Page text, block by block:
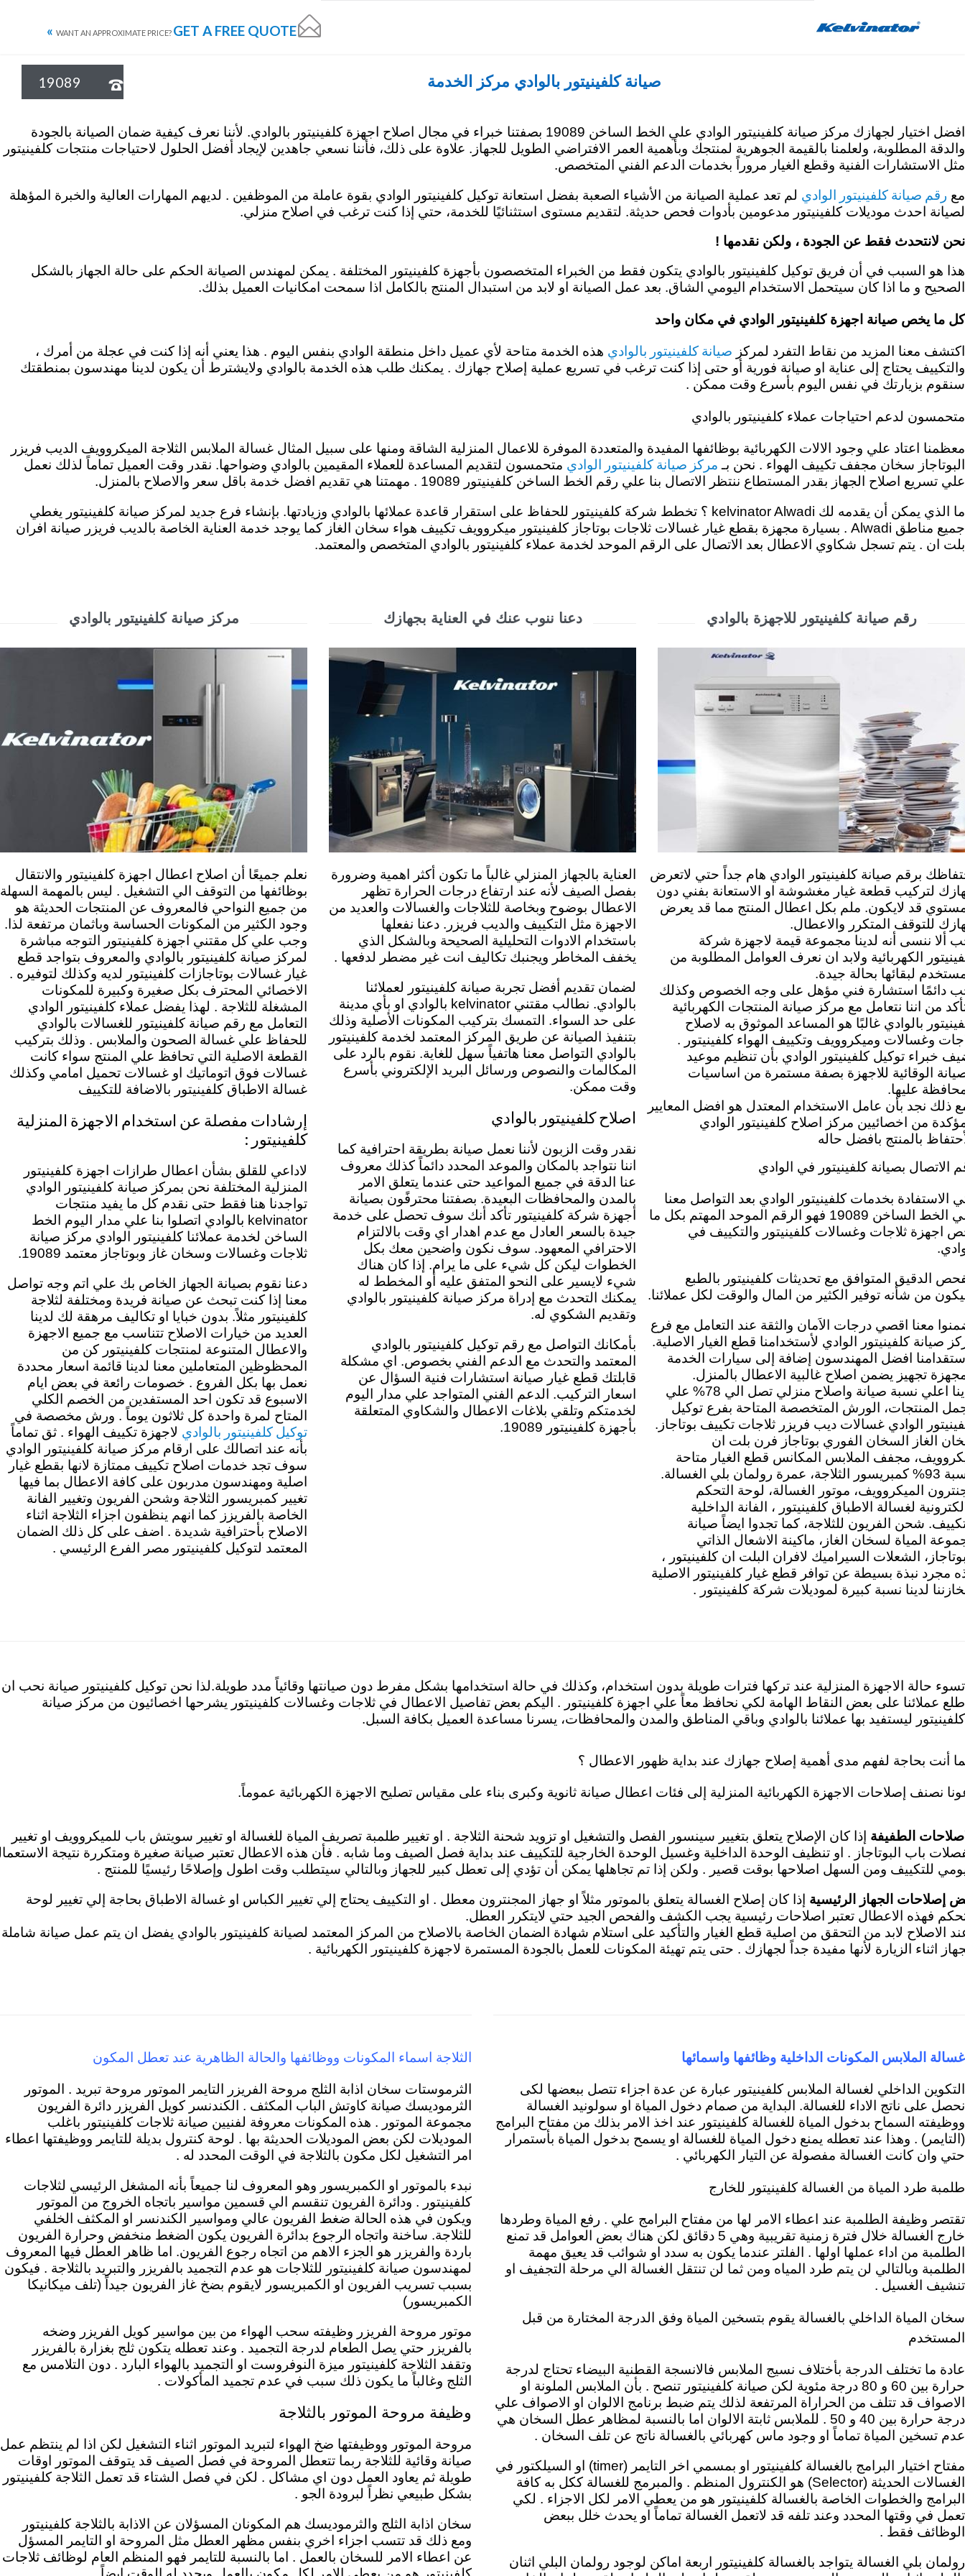
Skip

GET A FREE QUOTE »
صيانة كلفينيتور بالوادي مركز الخدمة 
19089
افضل اختيار لجهازك مركز صيانة كلفينيتور الوادي علي الخط الساخن 19089 بصفتنا خبراء في مجال اصلاح اجهزة كلفينيتور بالوادي. لأننا نعرف كيفية ضمان الصيانة بالجودة
والدقة المطلوبة، ولعلمنا بالقيمة الجوهرية لمنتجك وبأهمية العمر الافتراضي الطويل للجهاز. علاوة على ذلك، فأننا نسعي جاهدين لإيجاد أفضل الحلول لاحتياجات منتجات كلفينيتور
مثل الاستشارات الفنية وقطع الغيار مروراً بخدمات الدعم الفني المتخصص.
مع رقم صيانة كلفينيتور الوادي لم تعد عملية الصيانة من الأشياء الصعبة بفضل استعانة توكيل كلفينيتور الوادي بقوة عاملة من الموظفين . لديهم المهارات العالية والخبرة المؤهلة
لصيانة احدث موديلات كلفينيتور مدعومين بأدوات فحص حديثة. لتقديم مستوى استثنائيًا للخدمة، حتي إذا كنت ترغب في اصلاح منزلي.
نحن لانتحدث فقط عن الجودة ، ولكن نقدمها !
هذا هو السبب في أن فريق توكيل كلفينيتور بالوادي يتكون فقط من الخبراء المتخصصون بأجهزة كلفينيتور المختلفة . يمكن لمهندس الصيانة الحكم على حالة الجهاز بالشكل
الصحيح و ما اذا كان سيتحمل الاستخدام اليومي الشاق. بعد عمل الصيانة او لابد من استبدال المنتج بالكامل اذا سمحت امكانيات العميل بذلك.
كل ما يخص صيانة اجهزة كلفينيتور الوادي في مكان واحد
اكتشف معنا المزيد من نقاط التفرد لمركز صيانة كلفينيتور بالوادي هذه الخدمة متاحة لأي عميل داخل منطقة الوادي بنفس اليوم . هذا يعني أنه إذا كنت في عجلة من أمرك ،
والتكييف يحتاج إلى عناية او صيانة فورية أو حتى إذا كنت ترغب في تسريع عملية إصلاح جهازك . يمكنك طلب هذه الخدمة بالوادي ولايشترط أن يكون لدينا مهندسون بمنطقتك
سنقوم بزيارتك في نفس اليوم بأسرع وقت ممكن .
متحمسون لدعم احتياجات عملاء كلفينيتور بالوادي
معظمنا اعتاد علي وجود الالات الكهربائية بوظائفها المفيدة والمتعددة الموفرة للاعمال المنزلية الشاقة ومنها على سبيل المثال غسالة الملابس الثلاجة الميكروويف الديب فريزر
البوتاجاز سخان مجفف تكييف الهواء . نحن بـ مركز صيانة كلفينيتور الوادي متحمسون لتقديم المساعدة للعملاء المقيمين بالوادي وضواحها. نقدر وقت العميل تماماً لذلك نعمل
علي تسريع اصلاح الجهاز بقدر المستطاع ننتظر الاتصال بنا علي رقم الخط الساخن كلفينيتور 19089 . مهمتنا هي تقديم افضل خدمة باقل سعر والاصلاح بالمنزل.
ما الذي يمكن أن يقدمه لك kelvinator Alwadi ؟
تخطط شركة كلفينيتور للحفاظ على استقرار قاعدة عملائها بالوادي وزيادتها. بإنشاء فرع جديد لمركز صيانة كلفينيتور يغطي
جميع مناطق Alwadi . بسيارة مجهزة بقطع غيار غسالات ثلاجات بوتاجاز كلفينيتور ميكروويف تكييف هواء سخان الغاز كما يوجد خدمة العناية الخاصة بالديب فريزر صيانة افران
بلت ان . يتم تسجل شكاوي الاعطال بعد الاتصال على الرقم الموحد لخدمة عملاء كلفينيتور بالوادي المتخصص والمعتمد.
مركز صيانة كلفينيتور بالوادي
نعلم جميعًا أن اصلاح اعطال اجهزة كلفينيتور والانتقال
بوظائفها من التوقف الي التشغيل . ليس بالمهمة السهلة
من جميع النواحي فالمعروف عن المنتجات الحديثة هو
وجود الكثير من المكونات الحساسة وباثمان مرتفعة لذا.
وجب علي كل مقتني اجهزة كلفينيتور التوجه مباشرة
لمركز صيانة كلفينيتور بالوادي والمعروف بتواجد قطع
غيار غسالات بوتاجازات كلفينيتور لديه وكذلك لتوفيره .
الاخصائي المحترف بكل صغيرة وكبيرة للمكونات
المشغلة للثلاجة . لهذا يفضل عملاء كلفينيتور الوادي
التعامل مع رقم صيانة كلفينيتور للغسالات بالوادي
للحفاظ علي غسالة الصحون والملابس . وذلك بتركيب
القطعة الاصلية التي تحافظ علي المنتج سواء كانت
غسالات فوق اتوماتيك او غسالات تحميل امامي وكذلك
غسالة الاطباق كلفينيتور بالاضافة للتكييف
إرشادات مفصلة عن استخدام الاجهزة المنزلية
كلفينيتور :
لاداعي للقلق بشأن اعطال طرازات اجهزة كلفينيتور
المنزلية المختلفة نحن بمركز صيانة كلفينيتور الوادي
تواجدنا هنا فقط حتى نقدم كل ما يفيد منتجات
kelvinator بالوادي اتصلوا بنا علي مدار اليوم الخط
الساخن لخدمة عملائنا كلفينيتور الوادي مركز صيانة
ثلاجات وغسالات وسخان غاز وبوتاجاز معتمد 19089.
دعنا نقوم بصيانة الجهاز الخاص بك علي اتم وجه تواصل
معنا إذا كنت تبحث عن صيانة فريدة ومختلفة لثلاجة
كلفينيتور مثلاً. بدون خبايا او تكاليف مرهقة لك لدينا
العديد من خيارات الاصلاح تتناسب مع جميع الاجهزة
والاعطال المتنوعة لمنتجات كلفينيتور كن من
المحظوظين المتعاملين معنا لدينا قائمة اسعار محددة
نعمل بها بكل الفروع . خصومات رائعة في بعض ايام
الاسبوع قد تكون احد المستفدين من الخصم الكلي
المتاح لمرة واحدة كل ثلاثون يوماً . ورش مخصصة في
توكيل كلفينيتور بالوادي لاجهزة تكييف الهواء . ثق تماماً
بأنه عند اتصالك على ارقام مركز صيانة كلفينيتور الوادي
سوف تجد خدمات اصلاح تكييف ممتازة لانها بقطع غيار
اصلية ومهندسون مدربون على كافة الاعطال بما فيها
تغيير كمبريسور الثلاجة وشحن الفريون وتغيير الفانة
الخاصة بالفريزز كما انهم ينظفون اجزاء الثلاجة اثناء
الاصلاح بأحترافية شديدة . اضف على كل ذلك الضمان
المعتمد لتوكيل كلفينيتور مصر الفرع الرئيسي .
دعنا ننوب عنك في العناية بجهازك
العناية بالجهاز المنزلي غالباً ما تكون أكثر اهمية وضرورة
بفصل الصيف لأنه عند ارتفاع درجات الحرارة تظهر
الاعطال بوضوح وبخاصة للثلاجات والغسالات والعديد من
الاجهزة مثل التكييف والديب فريزر. دعنا نفعلها
باستخدام الادوات التحليلية الصحيحة وبالشكل الذي
يخفف المخاطر ويجنبك تكاليف انت غير مضطر لدفعها .
لضمان تقديم أفضل تجربة صيانة كلفينيتور لعملائنا
بالوادي. نطالب مقتني kelvinator بالوادي او بأي مدينة
على حد السواء. التمسك بتركيب المكونات الأصلية وذلك
بتنفيذ الصيانة عن طريق المركز المعتمد لخدمة كلفينيتور
بالوادي التواصل معنا هاتفياً سهل للغاية. نقوم بالرد على
المكالمات والنصوص ورسائل البريد الإلكتروني بأسرع
وقت ممكن.
اصلاح كلفينيتور بالوادي
نقدر وقت الزبون لأننا نعمل صيانة بطريقة احترافية كما
اننا نتواجد بالمكان والموعد المحدد دائماً كذلك معروف
عنا الدقة في جميع المواعيد حتى عندما يتعلق الامر
بالمدن والمحافظات البعيدة. بصفتنا محترفًون بصيانة
أجهزة شركة كلفينيتور تأكد أنك سوف تحصل على خدمة
جيدة بالسعر العادل مع عدم اهدار اي وقت بالالتزام
الاحترافي المعهود. سوف نكون واضحين معك بكل
الخطوات ليكن كل شيء على ما يرام. إذا كان هناك
شيء لايسير على النحو المتفق عليه أو المخطط له
يمكنك التحدث مع إدراة مركز صيانة كلفينيتور بالوادي
وتقديم الشكوي له.
بأمكانك التواصل مع رقم توكيل كلفينيتور بالوادي
المعتمد والتحدث مع الدعم الفني بخصوص. اي مشكلة
قابلتك قطع غيار صيانة استشارات فنية السؤال عن
اسعار التركيب. الدعم الفني المتواجد علي مدار اليوم
لخدمتكم وتلقي بلاغات الاعطال والشكاوي المتعلقة
بأجهزة كلفينيتور 19089.
رقم صيانة كلفينيتور للاجهزة بالوادي
برقم صيانة كلفينيتور الوادي هام جداً حتي لاتعرض
لتركيب قطعة غيار مغشوشة او الاستعانة بفني دون
قد لايكون. ملم بكل اعطال المنتج مما قد يعرض
للتوقف المتكرر والاعطال.
ألا ننسى أنه لدينا مجموعة قيمة لاجهزة شركة
الكهربائية ولابد ان نعرف العوامل المطلوبة من
لبقائها بحالة جيدة.
دائمًا استشارة فني مؤهل على وجه الخصوص وكذلك
من اننا نتعامل مع مركز صيانة المنتجات الكهربائية
بالوادي غالبًا هو المساعد الموثوق به لاصلاح
وغسالات وميكروويف وتكييف الهواء كلفينيتور .
خبراء توكيل كلفينيتور الوادي بأن تنظيم موعيد
الوقائية للاجهزة بصفة مستمرة من اساسيات
عليها.
ذلك نجد بأن عامل الاستخدام المعتدل هو افضل المعايير
من اخصائيين مركز اصلاح كلفينيتور الوادي
بالمنتج بافضل حاله
الاتصال بصيانة كلفينيتور في الوادي
الاستفادة بخدمات كلفينيتور الوادي بعد
التواصل معنا
علي الخط الساخن 19089 فهو الرقم الموحد المهتم بكل ما
اجهزة ثلاجات وغسالات كلفينيتور والتكييف في
الدقيق المتوافق مع تحديثات كلفينيتور بالطبع
من شأنه توفير الكثير من المال والوقت لكل عملائنا.
معنا اقصي درجات الاَمان والثقة عند التعامل مع فرع
صيانة كلفينيتور الوادي لأستخدامنا قطع الغيار الاصلية.
افضل المهندسون إضافة إلى سيارات الخدمة
تجهيز يضمن اصلاح غالبية الاعطال بالمنزل.
لدينا اعلي نسبة صيانة واصلاح منزلي تصل الي 78% علي
المنتجات، الورش المتخصصة المتاحة بفرع توكيل
الوادي غسالات ديب فريزر ثلاجات تكييف بوتاجاز.
الغاز السخان الفوري بوتاجاز فرن بلت ان
مجفف الملابس المكانس قطع الغيار متاحة
بنسبة 93% كمبريسور الثلاجة، عمرة رولمان بلي الغسالة.
الميكروويف، موتور الغسالة، لوحة التحكم
لغسالة الاطباق كلفينيتور ، الفانة الداخلية
شحن الفريون للثلاجة، كما تجدوا ايضاً صيانة
المياة لسخان الغاز، ماكينة الاشعال الذاتي
الشعلات السيراميك لافران البلت ان كلفينيتور ،
مجرد نبذة بسيطة عن توافر قطع غيار كلفينيتور الاصلية
لدينا نسبة كبيرة لموديلات شركة كلفينيتور .
تسوء حالة الاجهزة المنزلية عند تركها فترات طويلة بدون استخدام، وكذلك في حالة استخدامها بشكل مفرط دون صيانتها وقائياً مدد طويلة.لذا نحن توكيل كلفينيتور صيانة نحب ان
طلع عملائنا على بعض النقاط الهامة لكي نحافظ معاً علي اجهزة كلفينيتور . اليكم بعض تفاصيل الاعطال في ثلاجات وغسالات كلفينيتور يشرحها اخصائيون من مركز صيانة
كلفينيتور ليستفيد بها عملائنا بالوادي وباقي المناطق والمدن والمحافظات، يسرنا مساعدة العميل بكافة السبل.
أنت بحاجة لفهم مدى أهمية إصلاح جهازك عند بداية ظهور الاعطال ؟
نصنف إصلاحات الاجهزة الكهربائية المنزلية إلى فئات اعطال صيانة ثانوية وكبرى بناء على مقياس تصليح الاجهزة الكهربائية عموماً.
الطفيفة إذا كان الإصلاح يتعلق بتغيير سينسور الفصل والتشغيل او تزويد شحنة الثلاجة . او تغيير طلمبة تصريف المياة للغسالة او تغيير سويتش باب للميكروويف او تغيير
باب البوتاجاز . او تنظيف الوحدة الداخلية وغسيل الوحدة الخارجية للتكييف عند بداية فصل الصيف وما شابه . فأن هذه الاعطال تعتبر صيانة صغيرة ومتكررة نتيجة
للتكييف ومن السهل اصلاحها بوقت قصير . ولكن إذا تم تجاهلها يمكن أن تؤدي إلى تعطل كبير للجهاز وبالتالي سيتطلب وقت اطول وإصلاحًا رئيسيًا للمنتج .
إصلاحات الجهاز الرئيسية إذا كان إصلاح الغسالة يتعلق بالموتور مثلاً او جهاز المجنترون معطل . او التكييف يحتاج إلي تغيير الكباس او غسالة الاطباق بحاجة إلي تغيير لوحة
فهذه الاعطال تعتبر اصلاحات رئيسية يجب الكشف والفحص الجيد حتي لايتكرر العطل.
الاصلاح لابد من التحقق من اصلية قطع الغيار والتأكيد على استلام شهادة الضمان الخاصة بالاصلاح من المركز المعتمد لصيانة كلفينيتور بالوادي يفضل ان يتم عمل صيانة شاملة
اثناء الزيارة لأنها مفيدة جداً لجهازك . حتى يتم تهيئة المكونات للعمل بالجودة المستمرة لاجهزة كلفينيتور الكهربائية .
الثلاجة اسماء المكونات ووظائفها والحالة الظاهرية عند تعطل المكون
الثرموستات سخان اذابة الثلج مروحة الفريزر التايمر الموتور مروحة تبريد . الموتور
الثرموديسك صيانة كاوتش الباب المكثف . الكندنسر كويل الفريزر دائرة الفريون
مجموعة الموتور . هذه المكونات معروفة لفنيين صيانة ثلاجات كلفينيتور باغلب
الموديلات لكن بعض الموديلات الحديثة بها . لوحة كنترول بديلة للتايمر ووظيفتها اعطاء
امر التشغيل لكل مكون بالثلاجة في الوقت المحدد له .
نبدء بالموتور او الكمبريسور وهو المعروف لنا جميعاً بأنه المشغل الرئيسي لثلاجات
كلفينيتور . ودائرة الفريون تنقسم الي قسمين مواسير باتجاه الخروج من الموتور
ويكون في هذه الحالة ضغط الفريون عالي ومواسير الكندنسر او المكثف الخلفي
للثلاجة. ساخنة واتجاه الرجوع بدائرة الفريون يكون الضغط منخفض وحرارة الفريون
باردة والفريزر هو الجزء الاهم من اتجاه رجوع الفريون. اما ظاهر العطل فيها المعروف
لمهندسون صيانة كلفينيتور للثلاجات هو عدم التجميد بالفريزر والتبريد بالثلاجة . فيكون
بسبب تسريب الفريون او الكمبريسور لايقوم بضخ غاز الفريون جيداً (تلف ميكانيكا
الكمبريسور)
موتور مروحة الفريزر وظيفته سحب الهواء من بين مواسير كويل الفريزر وضخه
بالفريزر حتي يصل الطعام لدرجة التجميد . وعند تعطله يتكون ثلج بغزارة بالفريزر
وتقفد الثلاجة كلفينيتور ميزة النوفروست او التجميد بالهواء البارد . دون التلامس مع
الثلج وغالباً ما يكون ذلك سبب في عدم تجميد المأكولات .
وظيفة مروحة الموتور بالثلاجة
مروحة الموتور ووظيفتها ضخ الهواء لتبريد الموتور اثناء التشغيل لكن اذا لم ينتظم عمل
صيانة وقائية للثلاجة ربما تتعطل المروحة في فصل الصيف قد يتوقف الموتور اوقات
طويلة ثم يعاود العمل دون اي مشاكل . لكن في فصل الشتاء قد تعمل الثلاجة كلفينيتور
بشكل طبيعي نظراً لبرودة الجو .
سخان اذابة الثلج والثرموديسك هم المكونان المسؤلان عن الاذابة بالثلاجة كلفينيتور
ومع ذلك قد تتسب اجزاء اخري بنفس مظهر العطل مثل المروحة او التايمر المسؤل
عن اعطاء الامر للسخان بالعمل . اما بالنسبة للتايمر فهو المنظم العام لوظائف ثلاجات
غسالة الملابس المكونات الداخلية وظائفها واسمائها
التكوين الداخلي لغسالة الملابس كلفينيتور عبارة عن عدة اجزاء تتصل ببعضها لكى
نحصل على ناتج الاداء للغسالة. البداية من صمام دخول المياة او سولونيد الغسالة
ووظيفته السماح بدخول المياة للغسالة كلفينيتور عند اخذ الامر بذلك من مفتاح البرامج
(التايمر) . وهذا عند تعطله يمنع دخول المياة للغسالة او يسمح بدخول المياة بأستمرار
حتي وان كانت الغسالة مفصولة عن التيار الكهربائي .
طلمبة طرد المياة من الغسالة كلفينيتور للخارج
تقتصر وظيفة الطلمبة عند اعطاء الامر لها من مفتاح البرامج علي . رفع المياة وطردها
خارج الغسالة خلال فترة زمنية تقريبية وهي 5 دقائق لكن هناك بعض العوامل قد تمنع
الطلمبة من اداء عملها اولها . الفلتر عندما يكون به سدد او شوائب قد يعيق مهمة
الطلمبة وبالتالي لن يتم طرد المياه ومن ثما لن تنتقل الغسالة الي مرحلة التجفيف او
تنشيف الغسيل .
سخان المياة الداخلي بالغسالة يقوم بتسخين المياة وفق الدرجة المختارة من قبل
المستخدم
عادة ما تختلف الدرجة بأختلاف نسيج الملابس فالانسجة القطنية البيضاء تحتاج لدرجة
حرارة بين 60 و 80 درجة مئوية لكن صيانة كلفينيتور تنصح . بأن الملابس الملونة او
الاصواف قد تتلف من الحراراة المرتفعة لذلك يتم ضبط برنامج الالوان او الاصواف علي
درجة حرارة بين 40 و 50 . للملابس ثابتة الالوان اما بالنسبة لمظاهر عطل السخان هي
عدم تسخين المياة تماماً او وجود ماس كهربائي بالغسالة ناتج عن تلف السخان .
مفتاح اختيار البرامج بالغسالة كلفينيتور او بمسمي اخر التايمر (timer) او السيلكتور في
الغسالات الحديثة (Selector) هو الكنترول المنظم . والمبرمج للغسالة ككل به كافة
البرامج والخطوات الخاصة بالغسالة كلفينيتور هو من يعطي الامر لكل الاجزاء . لكي
تعمل في وقتها المحدد وعند تلفه قد لاتعمل الغسالة تماماً او يحدث خلل ببعض
الوظائف فقط .
رولمان بلي الغسالة يتواجد بالغسالة كلفينيتور اربعة اماكن لوجود رولمان البلي اثنان
وكيل صيانة كلفينيتور الاسكندرية كلفينيتور المنصورة كلفينيتور المنوفية كلفينيتور البحيرة